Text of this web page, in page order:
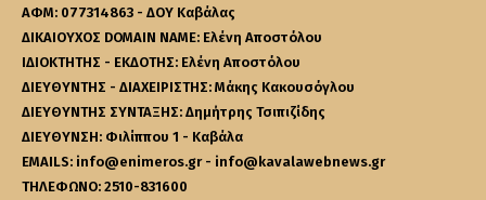
ΑΦΜ: 077314863 - ΔΟΥ Καβάλας
ΔΙΚΑΙΟΥΧΟΣ DOMAIN NAME: Ελένη Αποστόλου
ΙΔΙΟΚΤΗΤΗΣ - ΕΚΔΟΤΗΣ: Ελένη Αποστόλου
ΔΙΕΥΘΥΝΤΗΣ - ΔΙΑΧΕΙΡΙΣΤΗΣ: Μάκης Κακουσόγλου
ΔΙΕΥΘΥΝΤΗΣ ΣΥΝΤΑΞΗΣ: Δημήτρης Τσιπιζίδης
ΔΙΕΥΘΥΝΣΗ: Φιλίππου 1 - Καβάλα
EMAILS: info@enimeros.gr - info@kavalawebnews.gr
ΤΗΛΕΦΩΝΟ: 2510-831600